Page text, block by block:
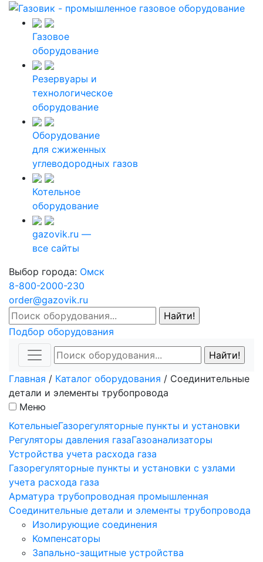
Газовое
оборудование
Резервуары и
технологическое
оборудование
Оборудование
для сжиженных
углеводородных газов
Котельное
оборудование
gazovik.ru —
все сайты
Выбор города: Омск
8-800-2000-230
order@gazovik.ru
Подбор оборудования
Главная / Каталог оборудования / Соединительные
детали и элементы трубопровода
Меню
КотельныеГазорегуляторные пункты и установки
Регуляторы давления газаГазоанализаторы
Устройства учета расхода газа
Газорегуляторные пункты и установки с узлами
учета расхода газа
Арматура трубопроводная промышленная
Соединительные детали и элементы трубопровода
Изолирующие соединения
Компенсаторы
Запально-защитные устройства